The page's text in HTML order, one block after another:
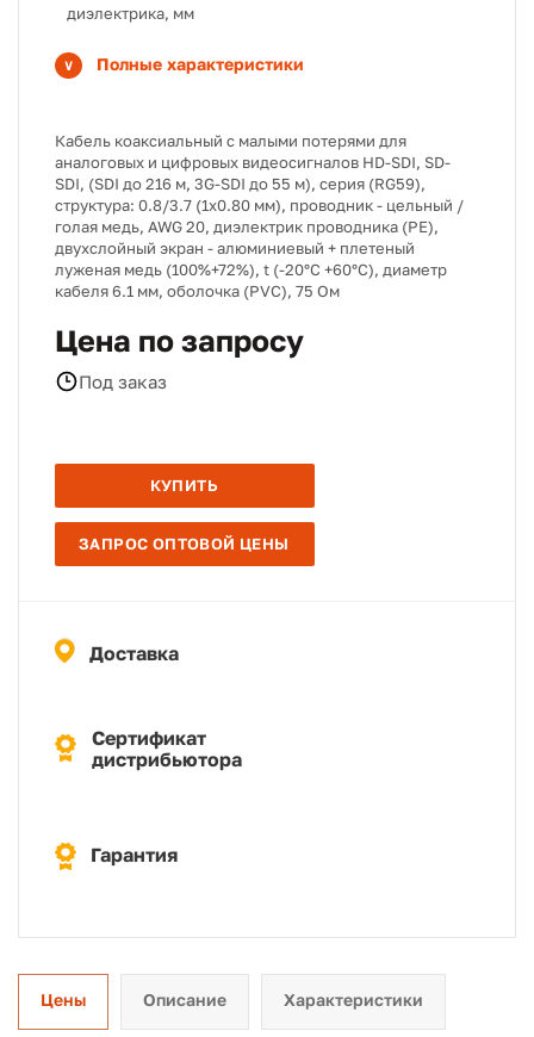
диэлектрика, мм
Полные характеристики
Кабель коаксиальный с малыми потерями для
аналоговых и цифровых видеосигналов HD-SDI, SD-
SDI, (SDI до 216 м, 3G-SDI до 55 м), серия (RG59),
структура: 0.8/3.7 (1х0.80 мм), проводник - цельный /
голая медь, AWG 20, диэлектрик проводника (PE),
двухслойный экран - алюминиевый + плетеный
луженая медь (100%+72%), t (-20°C +60°C), диаметр
кабеля 6.1 мм, оболочка (PVC), 75 Ом
Цена по запросу
Под заказ
КУПИТЬ
ЗАПРОС ОПТОВОЙ ЦЕНЫ
Доставка
Сертификат
дистрибьютора
Гарантия
Цены Описание Характеристики